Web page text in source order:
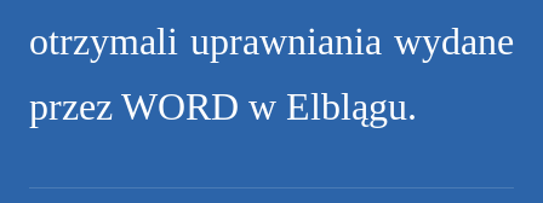
otrzymali uprawniania wydane
przez WORD w Elblągu.